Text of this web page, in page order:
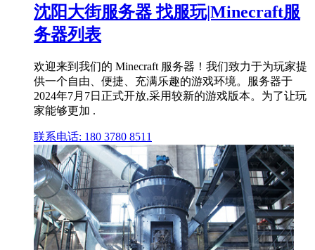
沈阳大街服务器 找服玩|Minecraft服
务器列表
欢迎来到我们的 Minecraft 服务器！我们致力于为玩家提
供一个自由、便捷、充满乐趣的游戏环境。服务器于
2024年7月7日正式开放,采用较新的游戏版本。为了让玩
家能够更加 .
联系电话: 180 3780 8511